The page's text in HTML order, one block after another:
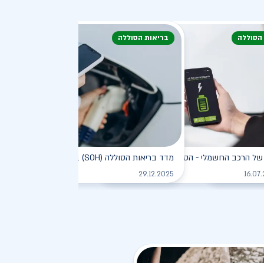
הסוללה
הרכב החשמלי - הסוללה
בריאות הסוללה
מדד בריאות הסוללה (SOH) ברכב חשמלי
29.12.2025